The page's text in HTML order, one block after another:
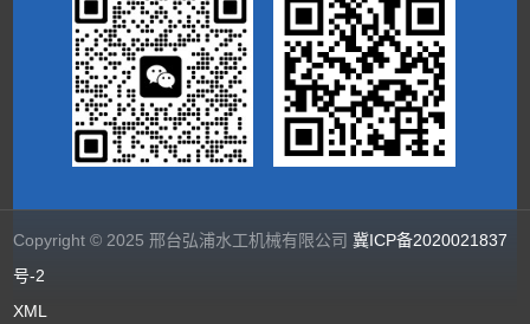
Copyright © 2025 邢台弘浦水工机械有限公司冀ICP备2020021837
号-2
XML